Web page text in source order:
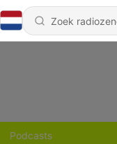
Podcasts